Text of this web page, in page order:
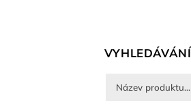
VYHLEDÁVÁNÍ